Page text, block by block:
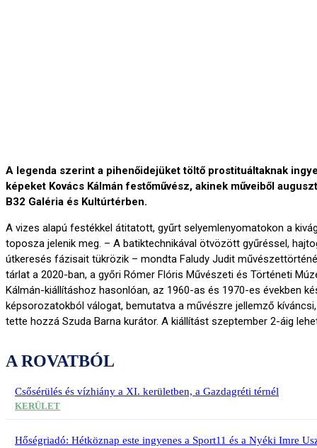
A legenda szerint a pihenőidejüket töltő prostituáltaknak
képeket Kovács Kálmán festőművész, akinek műveiből
B32 Galéria és Kultúrtérben.
A vizes alapú festékkel átitatott, gyűrt selyemlenyomatokon a
toposza jelenik meg. – A batiktechnikával ötvözött gyűréssel,
útkeresés fázisait tükrözik – mondta Faludy Judit
tárlat a 2020-ban, a győri Rómer Flóris Művészeti és Történeti
Kálmán-kiállításhoz hasonlóan, az 1960-as és 1970-es években
képsorozatokból válogat, bemutatva a művészre jellemző
tette hozzá Szuda Barna kurátor. A kiállítást szeptember 2-áig
A ROVATBÓL
Csősérülés és vízhiány a XI. kerületben, a Gazdagréti térnél
KERÜLET
Hőségriadó: Hétköznap este ingyenes a Sport11 és a Nyéki Imre